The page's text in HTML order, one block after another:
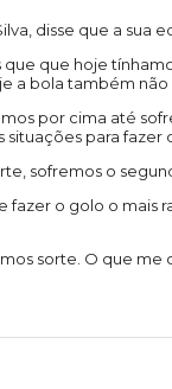
disse que a
que hoje
a bola também
por cima até
para fazer o
sofremos o
o golo o
sorte. O que